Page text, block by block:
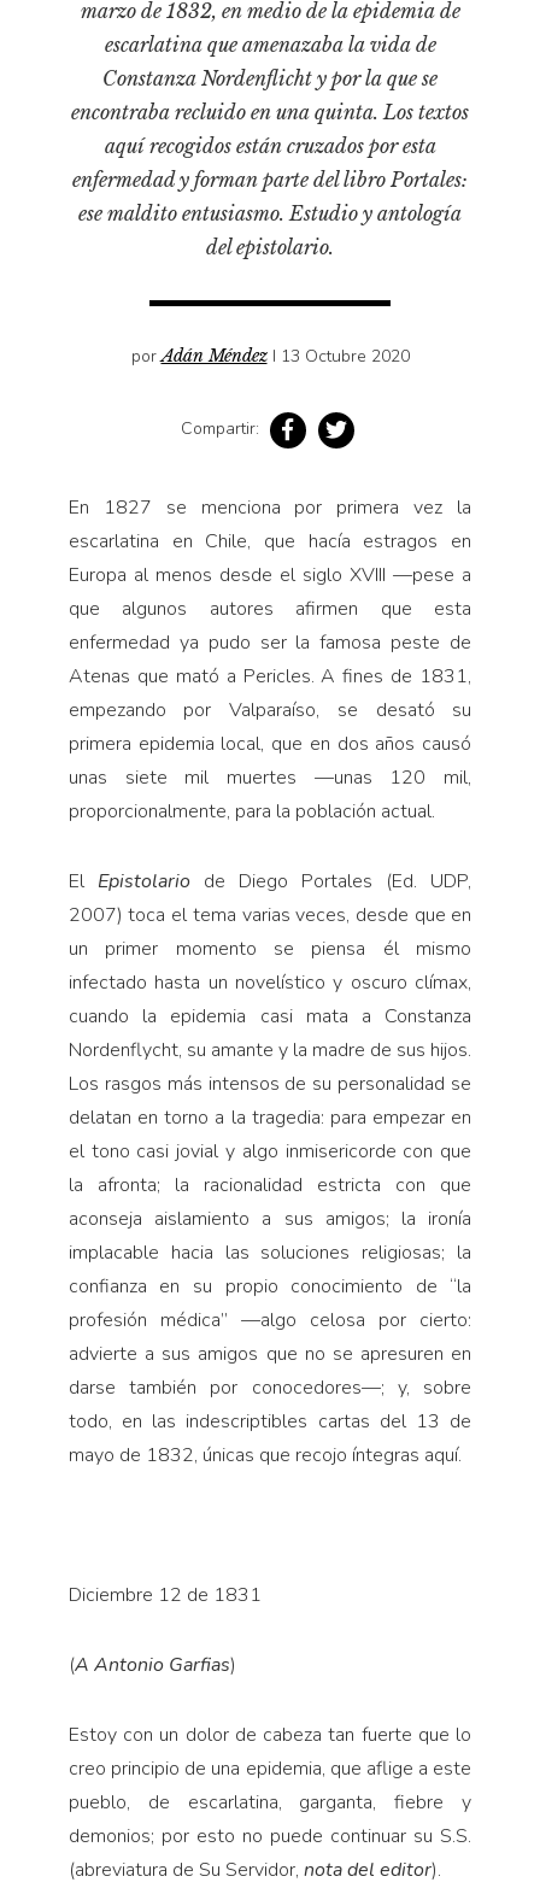
Pensamiento ilustrado
Personajes secundarios
Voces y lecturas
marzo de 1832, en medio de la epidemia de
escarlatina que amenazaba la vida de
Constanza Nordenflicht y por la que se
encontraba recluido en una quinta. Los textos
aquí recogidos están cruzados por esta
enfermedad y forman parte del libro Portales:
ese maldito entusiasmo. Estudio y antología
del epistolario.
porAdán Méndez I 13 Octubre 2020
Compartir:
En 1827 se menciona por primera vez la
escarlatina en Chile, que hacía estragos en
Europa al menos desde el siglo XVIII —pese a
que algunos autores afirmen que esta
enfermedad ya pudo ser la famosa peste de
Atenas que mató a Pericles. A fines de 1831,
empezando por Valparaíso, se desató su
primera epidemia local, que en dos años causó
unas siete mil muertes —unas 120 mil,
proporcionalmente, para la población actual.
El Epistolario de Diego Portales (Ed. UDP,
2007) toca el tema varias veces, desde que en
un primer momento se piensa él mismo
infectado hasta un novelístico y oscuro clímax,
cuando la epidemia casi mata a Constanza
Nordenflycht, su amante y la madre de sus hijos.
Los rasgos más intensos de su persona­lidad se
delatan en torno a la tragedia: para empezar en
el tono casi jovial y algo inmisericorde con que
la afronta; la racionalidad estricta con que
aconseja aislamiento a sus amigos; la ironía
implacable hacia las soluciones religiosas; la
confianza en su propio conocimiento de “la
profesión médica” —algo celosa por cierto:
advierte a sus amigos que no se apresuren en
darse también por conocedores—; y, sobre
todo, en las indescriptibles cartas del 13 de
mayo de 1832, únicas que recojo íntegras aquí.
Diciembre 12 de 1831
(A Antonio Garfias)
Estoy con un dolor de cabeza tan fuerte que lo
creo principio de una epidemia, que aflige a este
pueblo, de escarlatina, garganta, fiebre y
demonios; por esto no puede continuar su S.S.
(abreviatura de Su Servidor, nota del editor).